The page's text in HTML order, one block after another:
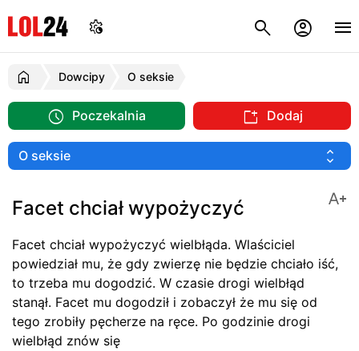
Dowcipy O seksie
Poczekalnia Dodaj
Facet chciał wypożyczyć
Facet chciał wypożyczyć wielbłąda. Wlaściciel
powiedział mu, że gdy zwierzę nie będzie chciało iść,
to trzeba mu dogodzić. W czasie drogi wielbłąd
stanął. Facet mu dogodził i zobaczył że mu się od
tego zrobiły pęcherze na ręce. Po godzinie drogi
wielbłąd znów się